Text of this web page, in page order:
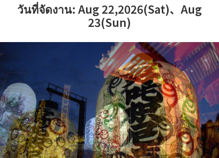
วันที่จัดงาน: Aug 22,2026(Sat)、Aug
23(Sun)